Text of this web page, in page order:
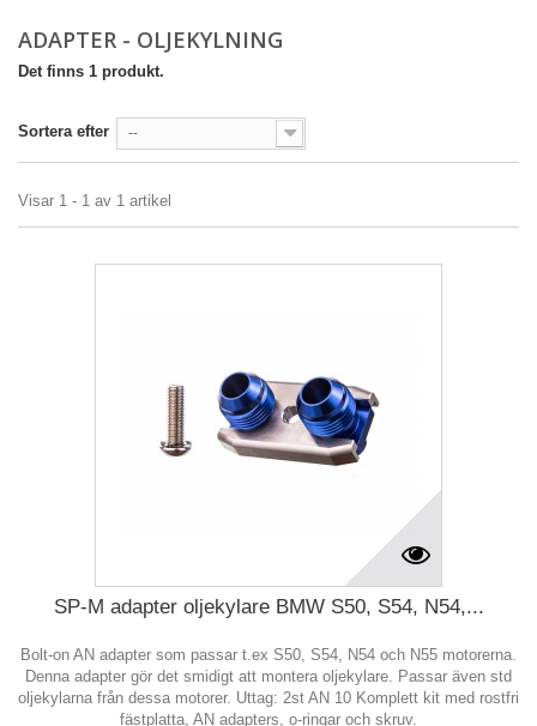
ADAPTER - OLJEKYLNING
Det finns 1 produkt.
Sortera efter --
Visar 1 - 1 av 1 artikel
SP-M adapter oljekylare BMW S50, S54, N54,...
Bolt-on AN adapter som passar t.ex S50, S54, N54 och N55 motorerna.
Denna adapter gör det smidigt att montera oljekylare. Passar även std
oljekylarna från dessa motorer. Uttag: 2st AN 10 Komplett kit med rostfri
fästplatta, AN adapters, o-ringar och skruv.